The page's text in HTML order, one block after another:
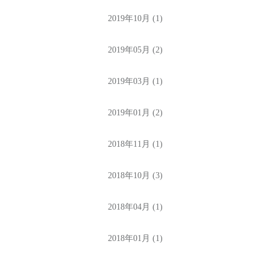
2019年10月 (1)
2019年05月 (2)
2019年03月 (1)
2019年01月 (2)
2018年11月 (1)
2018年10月 (3)
2018年04月 (1)
2018年01月 (1)